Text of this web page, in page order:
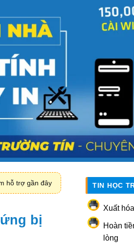
hỗ trợ gần đây
bị
TIN HỌC
Xuất
Hoàn
lòng